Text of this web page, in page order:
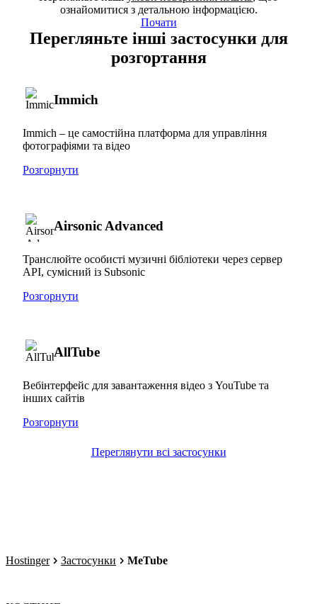
ознайомитися з детальною інформацією.
Почати
Перегляньте інші застосунки для
розгортання
Immich
Immich – це самостійна платформа для управління
фотографіями та відео
Розгорнути
Airsonic Advanced
Транслюйте особисті музичні бібліотеки через сервер
API, сумісний із Subsonic
Розгорнути
AllTube
Вебінтерфейс для завантаження відео з YouTube та
інших сайтів
Розгорнути
Переглянути всі застосунки
Hostinger Застосунки MeTube